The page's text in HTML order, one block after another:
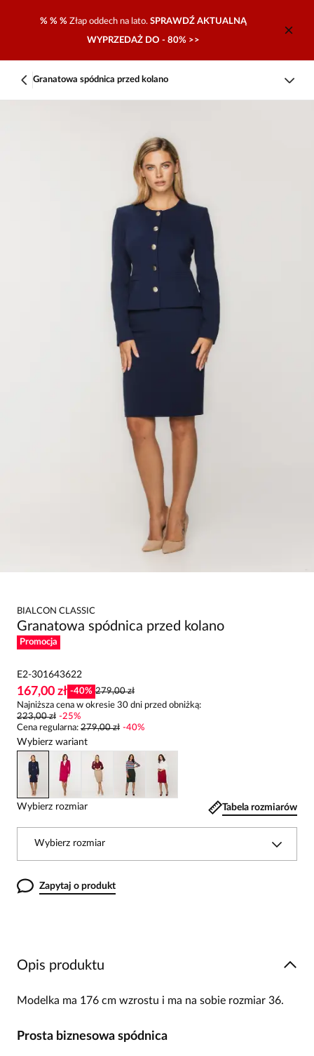
% % % Złap oddech na lato. SPRAWDŹ AKTUALNĄ
WYPRZEDAŻ DO - 80% >>
Granatowa spódnica przed kolano
BIALCON CLASSIC
Granatowa spódnica przed kolano
Promocja
E2-301643622
167,00 zł -40% 279,00 zł
Najniższa cena w okresie 30 dni przed obniżką:
223,00 zł -25%
Cena regularna: 279,00 zł -40%
Wybierz wariant
Wybierz rozmiar Tabela rozmiarów
Wybierz rozmiar
Zapytaj o produkt
Opis produktu
Modelka ma 176 cm wzrostu i ma na sobie rozmiar 36.
Prosta biznesowa spódnica